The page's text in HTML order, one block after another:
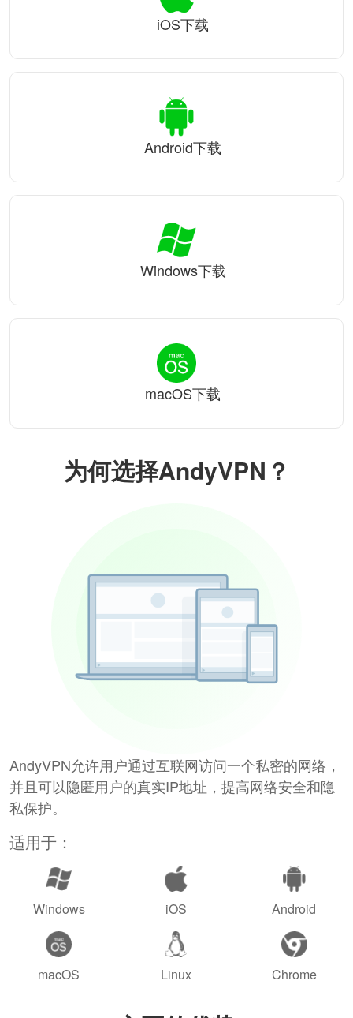
为何选择AndyVPN？
AndyVPN允许用户通过互联网访问一个私密的网络，
并且可以隐匿用户的真实IP地址，提高网络安全和隐
私保护。
适用于：
Windows iOS Android
macOS Linux Chrome
iOS下载
Android下载
Windows下载
macOS下载